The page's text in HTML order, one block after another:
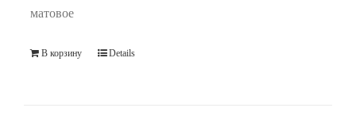
матовое
В корзину Details